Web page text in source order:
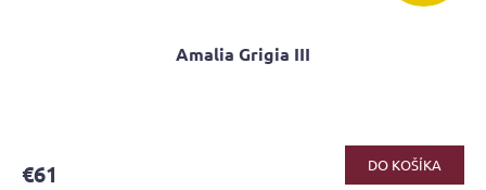
Amalia Grigia III
€61 DO KOŠÍKA